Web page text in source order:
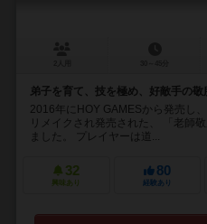
弟子を育て、技を極め、好敵手の敬
2016年にHOY GAMESから発売し
リメイクされ発売された、 「老師
ました。 プレイヤーは道...
32
興味あり
80
経験あり